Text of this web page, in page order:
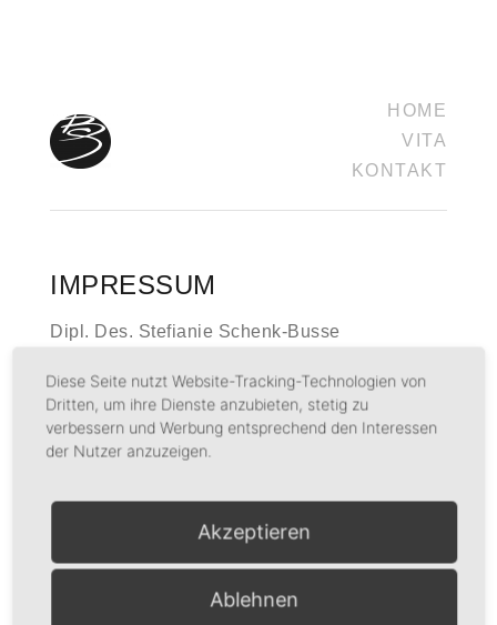
HOME
VITA
KONTAKT
IMPRESSUM
Dipl. Des. Stefianie Schenk-Busse
59872 Visbeck Meschede
KONTAKT
Telefax: 0 29 34 / 77 94 11
E-Mail: info@busse-schenk.de
UMSATZSTEUER-ID
Umsatzsteuer-Identifikationsnummer gemäß §
Diese Seite nutzt Website-Tracking-Technologien von
Dritten, um ihre Dienste anzubieten, stetig zu
verbessern und Werbung entsprechend den Interessen
der Nutzer anzuzeigen.
Akzeptieren
Ablehnen